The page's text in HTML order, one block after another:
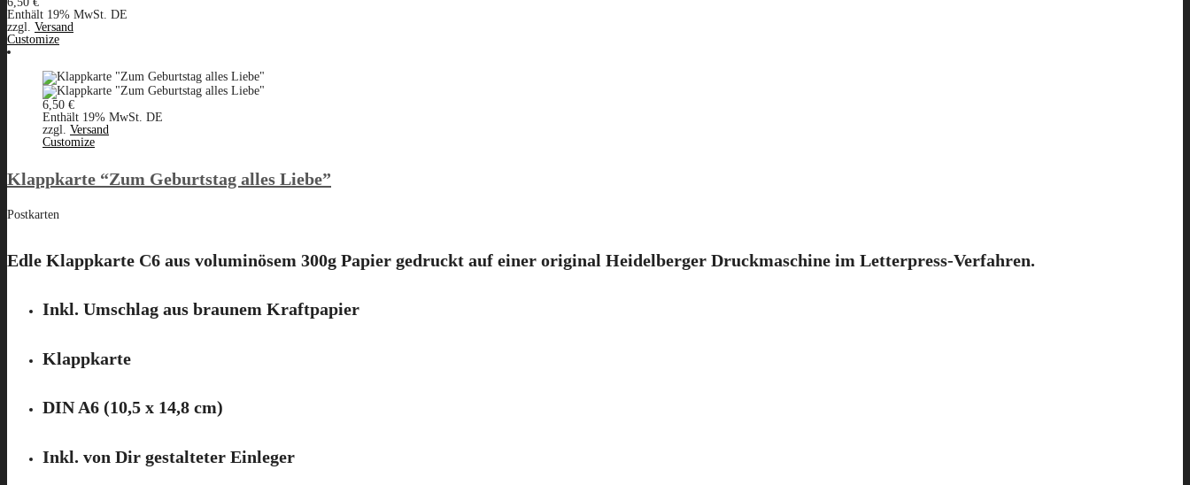
Enthält 19% MwSt. DE
zzgl. Versand
Customize
6,50 €
Enthält 19% MwSt. DE
zzgl. Versand
Customize
Klappkarte “Zum Geburtstag alles Liebe”
Postkarten
Edle Klappkarte C6 aus voluminösem 300g Papier gedruckt auf einer original Heidelberger Druckmaschine im Letterpress-Verfahren.
Inkl. Umschlag aus braunem Kraftpapier
Klappkarte
DIN A6 (10,5 x 14,8 cm)
Inkl. von Dir gestalteter Einleger